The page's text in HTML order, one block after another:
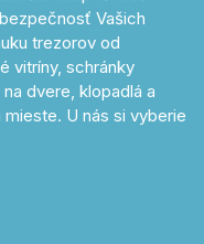
Vašich
trezorov od
vitríny, schránky
dvere, klopadlá a
U nás si vyberie